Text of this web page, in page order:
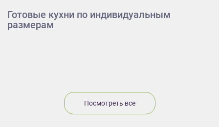
Готовые кухни по индивидуальным
размерам
Посмотреть все